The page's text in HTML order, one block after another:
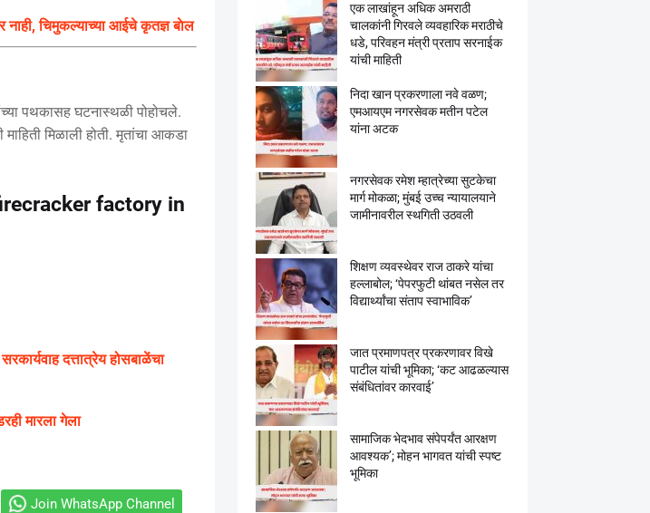
चिमुकल्याच्या आईचे कृतज्ञ बाेल
पथकासह घटनास्थळी पोहोचले.
मिळाली होती. मृतांचा आकडा
factory in
दत्तात्रेय होसबाळेंचा
मारला गेला
Join WhatsApp Channel
एक लाखांहून अधिक अमराठी
चालकांनी गिरवले व्यवहारिक मराठीचे
धडे, परिवहन मंत्री प्रताप सरनाईक
यांची माहिती
निदा खान प्रकरणाला नवे वळण;
एमआयएम नगरसेवक मतीन पटेल
यांना अटक
नगरसेवक रमेश म्हात्रेच्या सुटकेचा
मार्ग मोकळा; मुंबई उच्च न्यायालयाने
जामीनावरील स्थगिती उठवली
शिक्षण व्यवस्थेवर राज ठाकरे यांचा
हल्लाबोल; ‘पेपरफुटी थांबत नसेल तर
विद्यार्थ्यांचा संताप स्वाभाविक’
जात प्रमाणपत्र प्रकरणावर विखे
पाटील यांची भूमिका; ‘कट आढळल्यास
संबंधितांवर कारवाई’
सामाजिक भेदभाव संपेपर्यंत आरक्षण
आवश्यक’; मोहन भागवत यांची स्पष्ट
भूमिका